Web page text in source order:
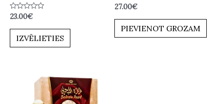
Novērtēts
0
23.00€
IZVĒLIETIES
Novērtēts
0
27.00€
PIEVIENOT GROZAM